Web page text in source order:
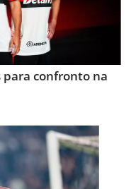
confronto na